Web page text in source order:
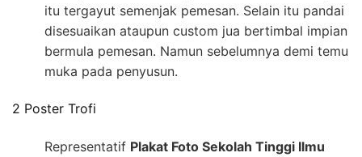
itu tergayut semenjak pemesan. Selain itu pandai
disesuaikan ataupun custom jua bertimbal impian
bermula pemesan. Namun sebelumnya demi temu
muka pada penyusun.
2 Poster Trofi
Representatif Plakat Foto Sekolah Tinggi Ilmu